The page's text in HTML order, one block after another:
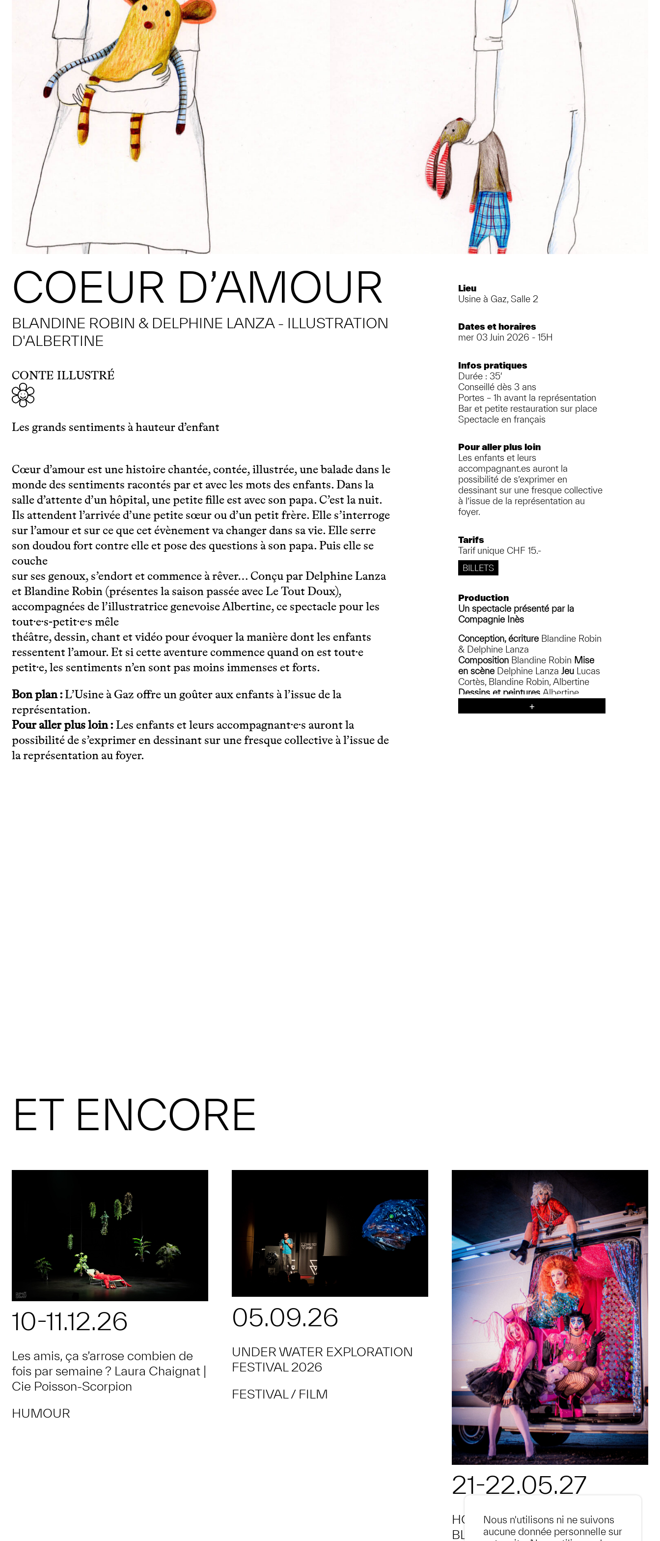
COEUR D’AMOUR
BLANDINE ROBIN & DELPHINE LANZA - ILLUSTRATION
D'ALBERTINE
CONTE ILLUSTRÉ
Les grands sentiments à hauteur d’enfant
Cœur d’amour est une histoire chantée, contée, illustrée, une balade dans le
monde des sentiments racontés par et avec les mots des enfants. Dans la
salle d’attente d’un hôpital, une petite fille est avec son papa. C’est la nuit.
Ils attendent l’arrivée d’une petite sœur ou d’un petit frère. Elle s’interroge
sur l’amour et sur ce que cet évènement va changer dans sa vie. Elle serre
son doudou fort contre elle et pose des questions à son papa. Puis elle se
couche
sur ses genoux, s’endort et commence à rêver… Conçu par Delphine Lanza
et Blandine Robin (présentes la saison passée avec Le Tout Doux),
accompagnées de l’illustratrice genevoise Albertine, ce spectacle pour les
tout·e·s-petit·e·s mêle
théâtre, dessin, chant et vidéo pour évoquer la manière dont les enfants
ressentent l’amour. Et si cette aventure commence quand on est tout·e
petit·e, les sentiments n’en sont pas moins immenses et forts.
Bon plan :L’Usine à Gaz offre un goûter aux enfants à l’issue de la
représentation.
Pour aller plus loin : Les enfants et leurs accompagnant·e·s auront la
possibilité de s’exprimer en dessinant sur une fresque collective à l’issue de
la représentation au foyer.
Lieu
Usine à Gaz, Salle 2
Dates et horaires
mer 03 Juin 2026 - 15H
Infos pratiques
Durée : 35′
Conseillé dès 3 ans
Portes – 1h avant la représentation
Bar et petite restauration sur place
Spectacle en français
Pour aller plus loin
Les enfants et leurs
accompagnant.es auront la
possibilité de s’exprimer en
dessinant sur une fresque collective
à l’issue de la représentation au
foyer.
Tarifs
Tarif unique CHF 15.-
BILLETS
Production
Un spectacle présenté par la
Compagnie Inès
Conception, écriture Blandine Robin
& Delphine Lanza
Composition Blandine Robin Mise
en scène Delphine Lanza Jeu
Lucas
Cortès, Blandine Robin, Albertine
Dessins et peintures Albertine
Jean-Luc Marchina et
Yann GioriaCréation LumièreRémi
ET ENCORE
10-11.12.26
Les amis, ça s’arrose combien de
fois par semaine ? Laura Chaignat |
Cie Poisson-Scorpion
HUMOUR
05.09.26
UNDER WATER EXPLORATION
FESTIVAL 2026
FESTIVAL
FILM
21-22.05.27
HOUSE OF HERMESS CARTE
BLANCHE
Nous n'utilisons ni ne suivons
aucune donnée personnelle sur